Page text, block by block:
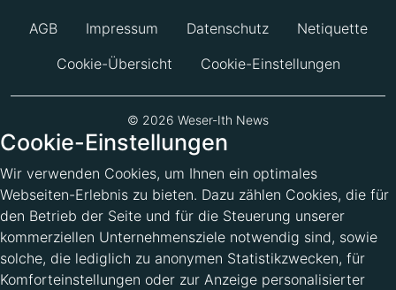
AGB Impressum Datenschutz
Netiquette
Cookie-Übersicht
Cookie-Einstellungen
© 2026 Weser-Ith News
Cookie-Einstellungen
Wir verwenden Cookies, um Ihnen ein optimales
Webseiten-Erlebnis zu bieten. Dazu zählen Cookies, die für
den Betrieb der Seite und für die Steuerung unserer
kommerziellen Unternehmensziele notwendig sind, sowie
solche, die lediglich zu anonymen Statistikzwecken, für
Komforteinstellungen oder zur Anzeige personalisierter